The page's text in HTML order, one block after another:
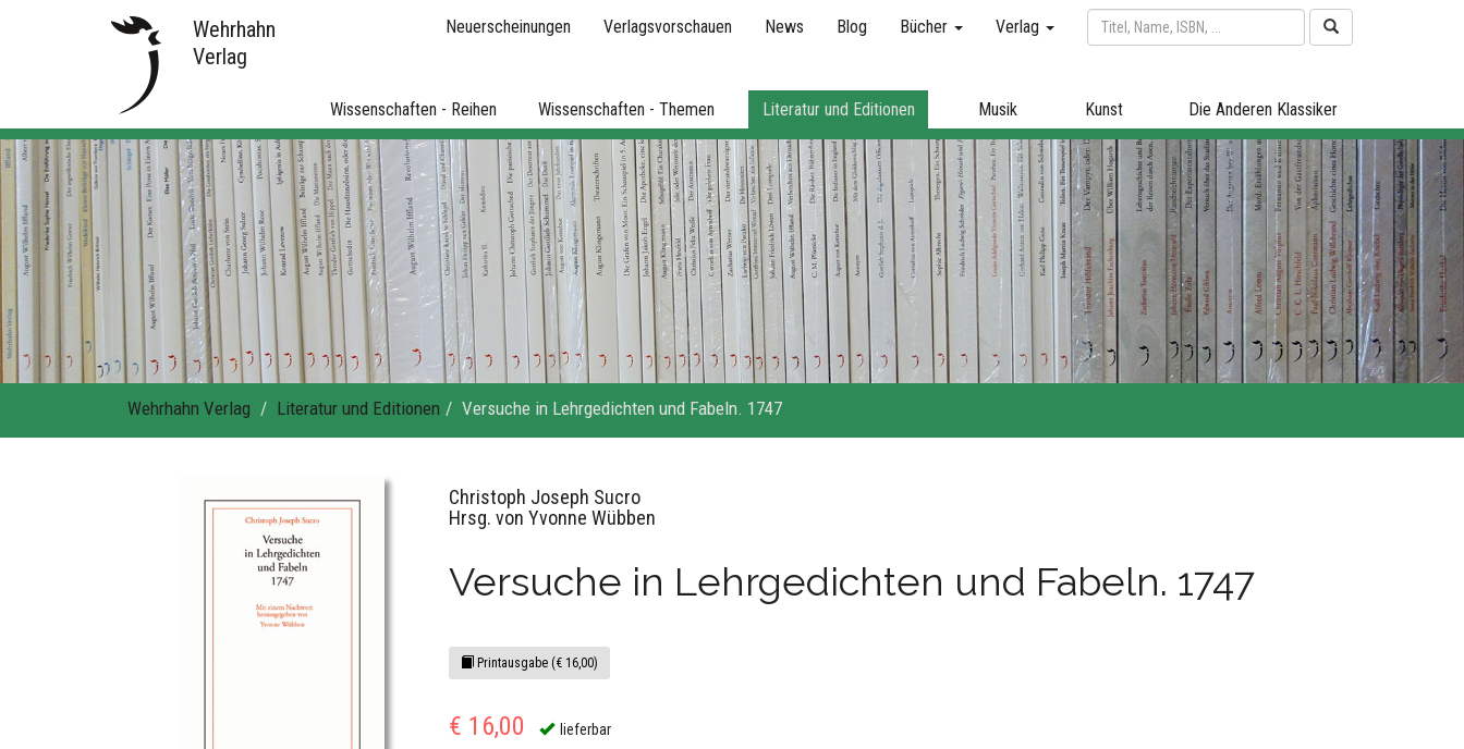
Wehrhahn
Verlag
Neuerscheinungen Verlagsvorschauen News Blog Bücher Verlag
Wissenschaften - Reihen Wissenschaften - Themen Literatur und Editionen Musik Kunst Die Anderen Klassiker
Wehrhahn Verlag Literatur und Editionen Versuche in Lehrgedichten und Fabeln. 1747
Christoph Joseph Sucro
Hrsg. von Yvonne Wübben
Versuche in Lehrgedichten und Fabeln. 1747
Printausgabe (€ 16,00)
€ 16,00 lieferbar